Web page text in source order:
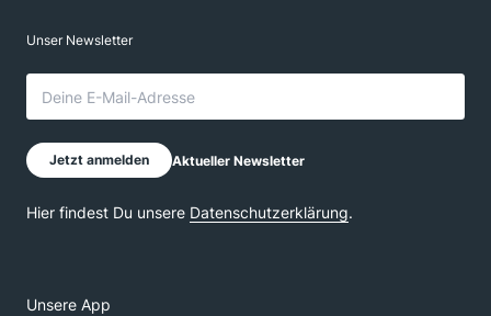
Unsere App